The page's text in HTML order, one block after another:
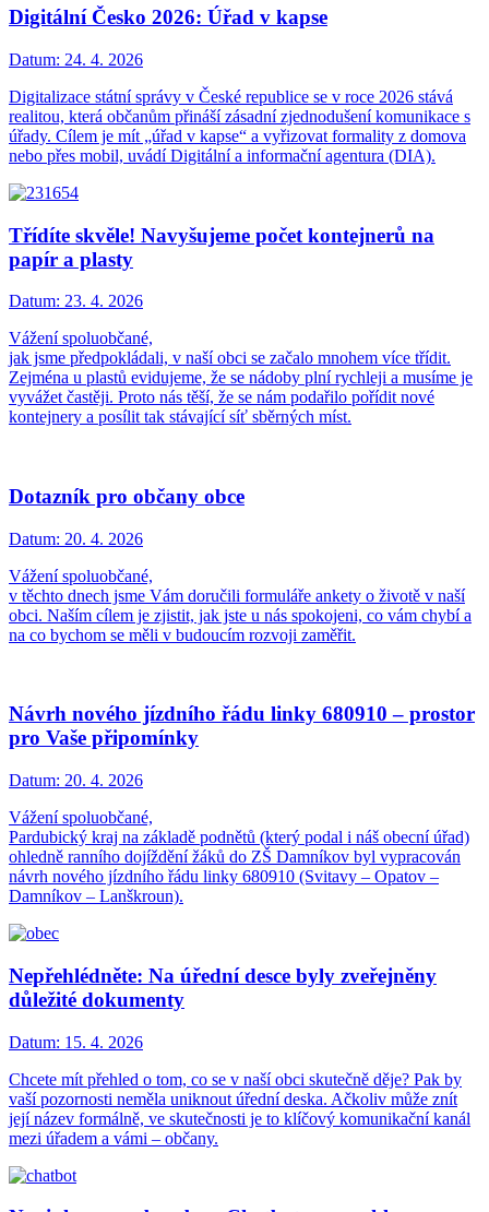
Digitální Česko 2026: Úřad v kapse
Datum: 24. 4. 2026
Digitalizace státní správy v České republice se v roce 2026 stává
realitou, která občanům přináší zásadní zjednodušení komunikace s
úřady. Cílem je mít „úřad v kapse“ a vyřizovat formality z domova
nebo přes mobil, uvádí Digitální a informační agentura (DIA).
Třídíte skvěle! Navyšujeme počet kontejnerů na
papír a plasty
Datum: 23. 4. 2026
Vážení spoluobčané,
jak jsme předpokládali, v naší obci se začalo mnohem více třídit.
Zejména u plastů evidujeme, že se nádoby plní rychleji a musíme je
vyvážet častěji. Proto nás těší, že se nám podařilo pořídit nové
kontejnery a posílit tak stávající síť sběrných míst.
Dotazník pro občany obce
Datum: 20. 4. 2026
Vážení spoluobčané,
v těchto dnech jsme Vám doručili formuláře ankety o životě v naší
obci. Naším cílem je zjistit, jak jste u nás spokojeni, co vám chybí a
na co bychom se měli v budoucím rozvoji zaměřit.
Návrh nového jízdního řádu linky 680910 – prostor
pro Vaše připomínky
Datum: 20. 4. 2026
Vážení spoluobčané,
Pardubický kraj na základě podnětů (který podal i náš obecní úřad)
ohledně ranního dojíždění žáků do ZŠ Damníkov byl vypracován
návrh nového jízdního řádu linky 680910 (Svitavy – Opatov –
Damníkov – Lanškroun).
Nepřehlédněte: Na úřední desce byly zveřejněny
důležité dokumenty
Datum: 15. 4. 2026
Chcete mít přehled o tom, co se v naší obci skutečně děje? Pak by
vaší pozornosti neměla uniknout úřední deska. Ačkoliv může znít
její název formálně, ve skutečnosti je to klíčový komunikační kanál
mezi úřadem a vámi – občany.